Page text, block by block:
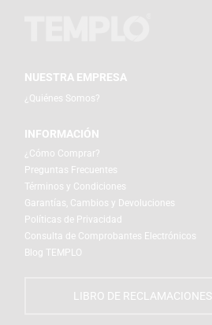
NUESTRA EMPRESA
¿Quiénes Somos?
INFORMACIÓN
¿Cómo Comprar?
Preguntas Frecuentes
Términos y Condiciones
Garantías, Cambios y Devoluciones
Políticas de Privacidad
Consulta de Comprobantes Electrónicos
Blog TEMPLO
LIBRO DE RECLAMACIONES